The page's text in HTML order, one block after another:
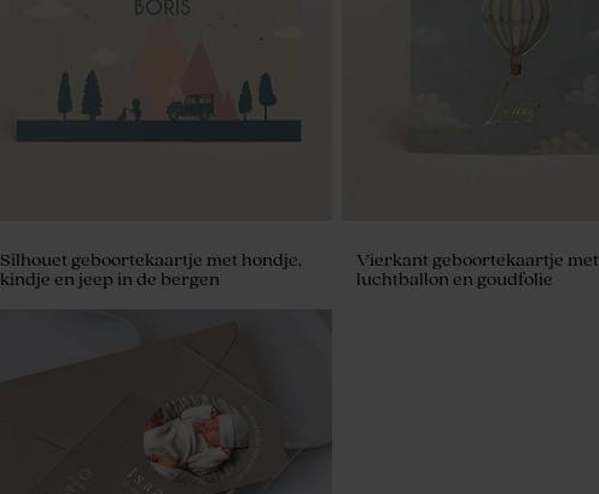
De Bock amandelbonen marmer wit
goud 1kg (± 295 stuks)
Silhouet geboortekaartje met hondje,
kindje en jeep in de bergen
Vierkant geboortekaartje met
luchtballon en goudfolie